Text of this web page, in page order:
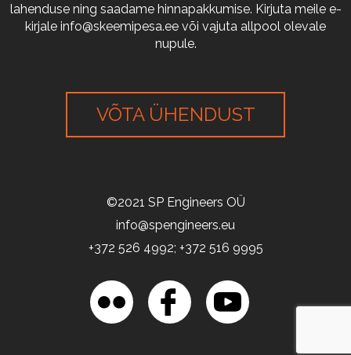
lahenduse ning saadame hinnapakkumise. Kirjuta meile e-
kirjale info@skeemipesa.ee või vajuta allpool olevale
nupule.
VÕTA ÜHENDUST
©2021 SP Engineers OÜ
info@spengineers.eu
+372 526 4992; +372 516 9995